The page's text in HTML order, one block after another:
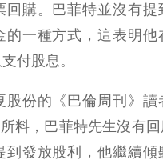
回購。巴菲特並沒有提
的一種方式，這表明他
付股息。
股份的《巴倫周刊》讀
料，巴菲特先生沒有
到發放股利，他繼續傾